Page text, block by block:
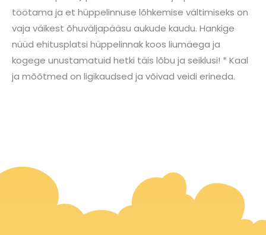
töötama ja et hüppelinnuse lõhkemise vältimiseks on
vaja väikest õhuväljapääsu aukude kaudu. Hankige
nüüd ehitusplatsi hüppelinnak koos liumäega ja
kogege unustamatuid hetki täis lõbu ja seiklusi! * Kaal
ja mõõtmed on ligikaudsed ja võivad veidi erineda.